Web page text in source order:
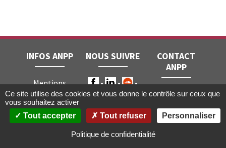
INFOS ANPP
Mentions
légales RGPD
Contact
Gestion des
NOUS SUIVRE
CONTACT
ANPP
ANPP • 22, rue
Joubert • 75009
Paris
Ce site utilise des cookies et vous donne le contrôle sur ceux que
vous souhaitez activer
Tout accepter
Tout refuser Personnaliser
Politique de confidentialité